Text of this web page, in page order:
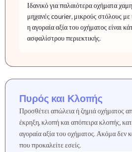
Ιδανικό για παλαιότερα οχήματα
μηχανές courier, μικρούς στόλους
η αγοραία αξία του οχήματος είναι
ασφαλίστρου περιεκτικής.
Πυρός και Κλοπής
Προσθέτει απώλεια ή ζημιά οχήματος
έκρηξη, κλοπή και απόπειρα κλοπής,
αγοραία αξία του οχήματος. Ακόμα δεν
που προκαλείτε εσείς.